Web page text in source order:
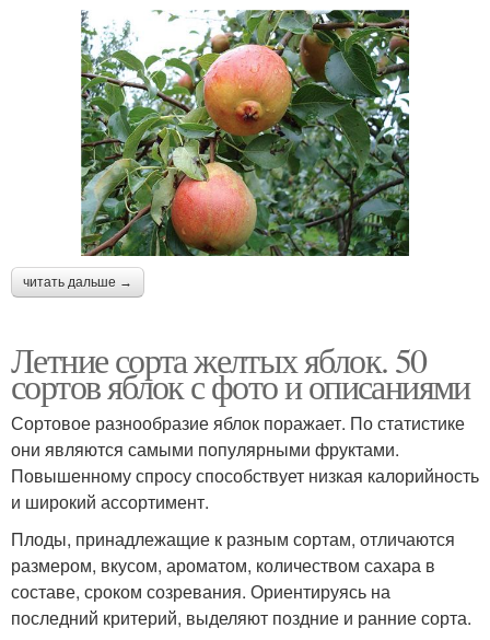
читать дальше →
Летние сорта желтых яблок. 50
сортов яблок с фото и описаниями
Сортовое разнообразие яблок поражает. По статистике
они являются самыми популярными фруктами.
Повышенному спросу способствует низкая калорийность
и широкий ассортимент.
Плоды, принадлежащие к разным сортам, отличаются
размером, вкусом, ароматом, количеством сахара в
составе, сроком созревания. Ориентируясь на
последний критерий, выделяют поздние и ранние сорта.